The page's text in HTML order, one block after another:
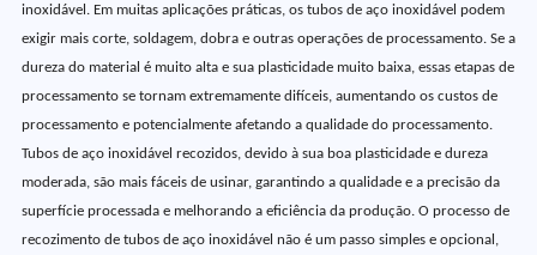
inoxidável. Em muitas aplicações práticas, os tubos de aço inoxidável podem
exigir mais corte, soldagem, dobra e outras operações de processamento. Se a
dureza do material é muito alta e sua plasticidade muito baixa, essas etapas de
processamento se tornam extremamente difíceis, aumentando os custos de
processamento e potencialmente afetando a qualidade do processamento.
Tubos de aço inoxidável recozidos, devido à sua boa plasticidade e dureza
moderada, são mais fáceis de usinar, garantindo a qualidade e a precisão da
superfície processada e melhorando a eficiência da produção. O processo de
recozimento de tubos de aço inoxidável não é um passo simples e opcional,